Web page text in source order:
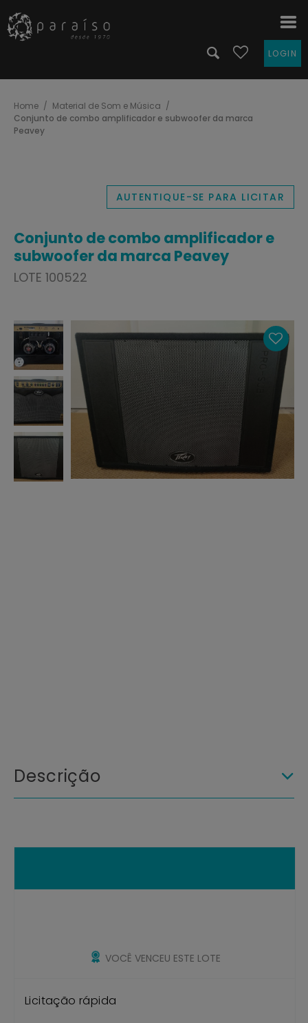
LOGIN
Home
Material de Som e Música
Conjunto de combo amplificador e subwoofer da marca
Peavey
AUTENTIQUE-SE PARA LICITAR
Conjunto de combo amplificador e
subwoofer da marca Peavey
LOTE 100522
Descrição
VOCÊ VENCEU ESTE LOTE
Licitação rápida